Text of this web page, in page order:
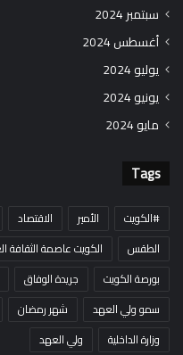
سبتمبر 2024
أغسطس 2024
يوليو 2024
يونيو 2024
مايو 2024
Tags
#الكويت الأمير الاقتصاد
الطقس
الكويت عاصمة الثقافة
بورصة الكويت
جريدة الوفاق
سمو ولي العهد
شهر رمضان
وزارة الداخلية
ولي العهد